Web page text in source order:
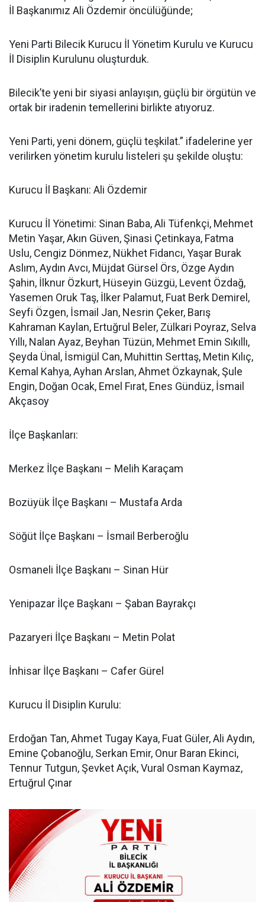
İl Başkanımız Ali Özdemir öncülüğünde;
Yeni Parti Bilecik Kurucu İl Yönetim Kurulu ve Kurucu
İl Disiplin Kurulunu oluşturduk.
Bilecik’te yeni bir siyasi anlayışın, güçlü bir örgütün ve
ortak bir iradenin temellerini birlikte atıyoruz.
Yeni Parti, yeni dönem, güçlü teşkilat.” ifadelerine yer
verilirken yönetim kurulu listeleri şu şekilde oluştu:
Kurucu İl Başkanı: Ali Özdemir
Kurucu İl Yönetimi: Sinan Baba, Ali Tüfenkçi, Mehmet
Metin Yaşar, Akın Güven, Şinasi Çetinkaya, Fatma
Uslu, Cengiz Dönmez, Nükhet Fidancı, Yaşar Burak
Aslım, Aydın Avcı, Müjdat Gürsel Örs, Özge Aydın
Şahin, İlknur Özkurt, Hüseyin Güzgü, Levent Özdağ,
Yasemen Oruk Taş, İlker Palamut, Fuat Berk Demirel,
Seyfi Özgen, İsmail Jan, Nesrin Çeker, Barış
Kahraman Kaylan, Ertuğrul Beler, Zülkari Poyraz, Selva
Yıllı, Nalan Ayaz, Beyhan Tüzün, Mehmet Emin Sıkıllı,
Şeyda Ünal, İsmigül Can, Muhittin Serttaş, Metin Kılıç,
Kemal Kahya, Ayhan Arslan, Ahmet Özkaynak, Şule
Engin, Doğan Ocak, Emel Fırat, Enes Gündüz, İsmail
Akçasoy
İlçe Başkanları:
Merkez İlçe Başkanı – Melih Karaçam
Bozüyük İlçe Başkanı – Mustafa Arda
Söğüt İlçe Başkanı – İsmail Berberoğlu
Osmaneli İlçe Başkanı – Sinan Hür
Yenipazar İlçe Başkanı – Şaban Bayrakçı
Pazaryeri İlçe Başkanı – Metin Polat
İnhisar İlçe Başkanı – Cafer Gürel
Kurucu İl Disiplin Kurulu:
Erdoğan Tan, Ahmet Tugay Kaya, Fuat Güler, Ali Aydın,
Emine Çobanoğlu, Serkan Emir, Onur Baran Ekinci,
Tennur Tutgun, Şevket Açık, Vural Osman Kaymaz,
Ertuğrul Çınar